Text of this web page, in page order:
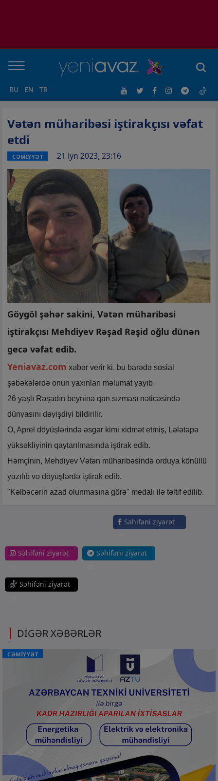
RU EN TR
Vətən müharibəsi iştirakçısı vəfat
etdi
CƏMİYYƏT 21 iyn 2023, 23:16
Göygöl şəhər sakini, Vətən müharibəsi
iştirakçısı Mehdiyev Rəşad Rəşid oğlu dünən
gecə vəfat edib.
Yeniavaz.com xəbər verir ki, bu barədə sosial
şəbəkələrdə onun yaxınları məlumat yayıb.
26 yaşlı Rəşadın beyninə qan sızması nəticəsində
dünyasını dəyişdiyi bildirilir.
O, Aprel döyüşlərində əsgər kimi xidmət etmiş, Lələtəpə
yüksəkliyinin qaytarılmasında iştirak edib.
Həmçinin, Mehdiyev Vətən müharibəsində orduya könüllü
yazılıb və döyüşlərdə iştirak edib.
"Kəlbəcərin azad olunmasına görə" medalı ilə təltif edilib.
Səhifəni ziyarət
Səhifəni ziyarət
Səhifəni ziyarət
Səhifəni ziyarət
DİGƏR XƏBƏRLƏR
CƏMİYYƏT